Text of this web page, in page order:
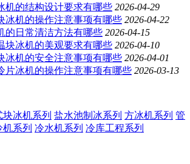
机的结构设计要求有哪些 2026-04-29
冰机的操作注意事项有哪些 2026-04-22
的日常清洁方法有哪些 2026-04-15
块冰机的美观要求有哪些 2026-04-10
冰机的安全注意事项有哪些 2026-04-01
片冰机的操作注意事项有哪些 2026-03-13
冰机系列 盐水池制冰系列 方冰机系列 管
系列 冷水机系列 冷库工程系列